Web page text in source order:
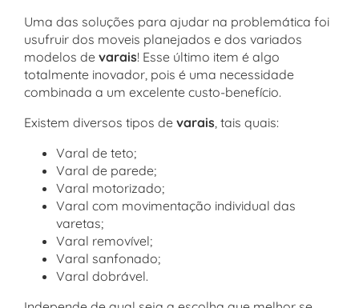
Uma das soluções para ajudar na problemática foi
usufruir dos moveis planejados e dos variados
modelos de varais! Esse último item é algo
totalmente inovador, pois é uma necessidade
combinada a um excelente custo-benefício.
Existem diversos tipos de varais , tais quais:
Varal de teto;
Varal de parede;
Varal motorizado;
Varal com movimentação individual das
varetas;
Varal removível;
Varal sanfonado;
Varal dobrável.